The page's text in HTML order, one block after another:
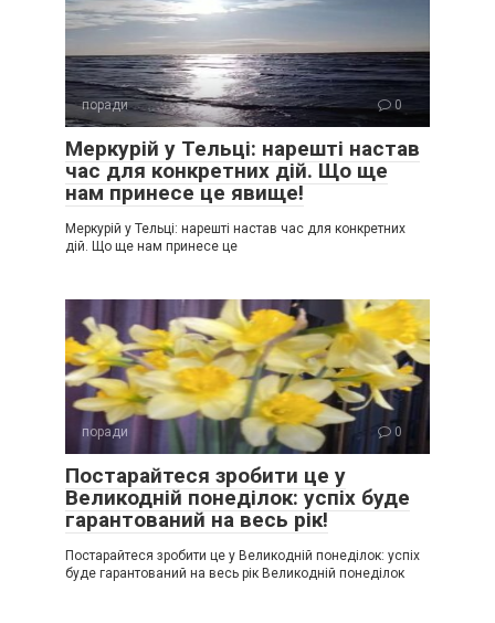
поради 0
Меркурій у Тельці: нарешті настав
час для конкретних дій. Що ще
нам принесе це явище!
Меркурій у Тельці: нарешті настав час для конкретних
дій. Що ще нам принесе це
поради 0
Постарайтеся зробити це у
Великодній понеділок: успіх буде
гарантований на весь рік!
Постарайтеся зробити це у Великодній понеділок: успіх
буде гарантований на весь рік Великодній понеділок